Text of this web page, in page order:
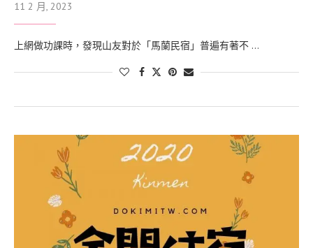
11 2 月, 2023
上網做功課時，發現山友對於「馬蘭民宿」普遍有著不 …